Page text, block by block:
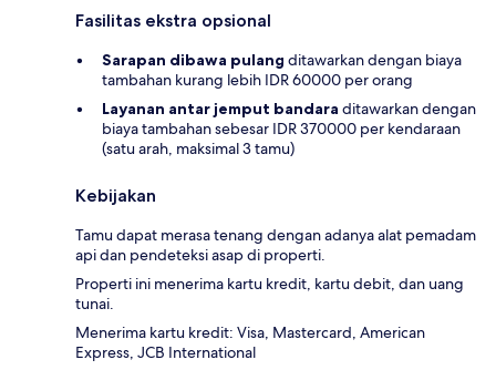
Fasilitas ekstra opsional
Sarapan dibawa pulang ditawarkan dengan biaya
tambahan kurang lebih IDR 60000 per orang
Layanan antar jemput bandara ditawarkan dengan
biaya tambahan sebesar IDR 370000 per kendaraan
(satu arah, maksimal 3 tamu)
Kebijakan
Tamu dapat merasa tenang dengan adanya alat pemadam
api dan pendeteksi asap di properti.
Properti ini menerima kartu kredit, kartu debit, dan uang
tunai.
Menerima kartu kredit: Visa, Mastercard, American
Express, JCB International